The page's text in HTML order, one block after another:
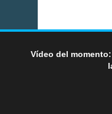
Vídeo del